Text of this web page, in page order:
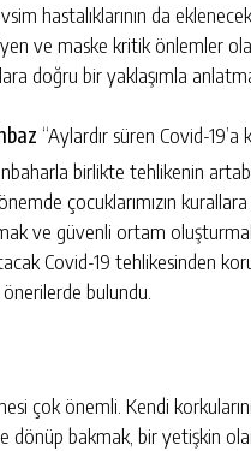
hastalıklarının da
ve maske kritik önlemler
doğru bir yaklaşımla
“Aylardır süren Covid-19’a
birlikte tehlikenin
çocuklarımızın kurallara
ve güvenli ortam
Covid-19 tehlikesinden
bulundu.
çok önemli. Kendi
dönüp bakmak, bir yetişkin
GÜNLÜK HABER
“İTFAIYECILIK
DEĞIL, CESARETIN,
INSAN SEVGISININ EN